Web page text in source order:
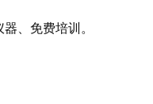
、免费培训。